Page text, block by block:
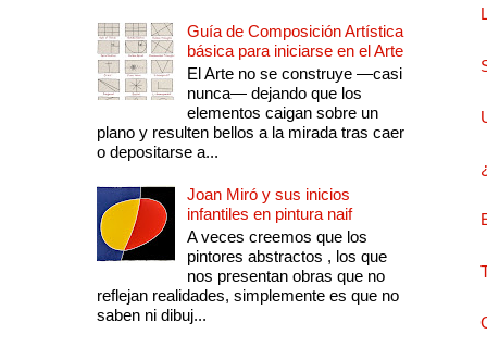
Guía de Composición Artística
básica para iniciarse en el Arte
El Arte no se construye —casi
nunca— dejando que los
elementos caigan sobre un
plano y resulten bellos a la mirada tras caer
o depositarse a...
Joan Miró y sus inicios
infantiles en pintura naif
A veces creemos que los
pintores abstractos , los que
nos presentan obras que no
reflejan realidades, simplemente es que no
saben ni dibuj...